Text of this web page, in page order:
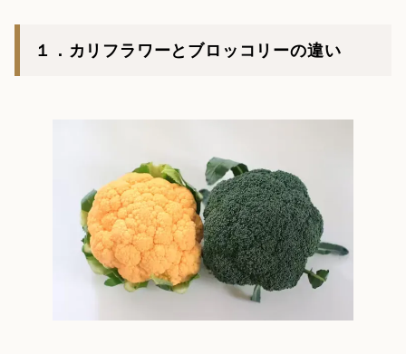
１．カリフラワーとブロッコリーの違い